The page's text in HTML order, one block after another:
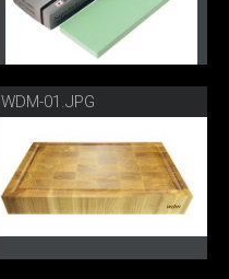
WDM-01.JPG